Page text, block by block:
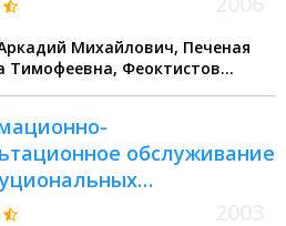
учебных заведений,
по
и
"Прикладная
"Сервис
сервис)" по
Михайлович, Печеная
Феоктистов
обслуживание
АПК региона :